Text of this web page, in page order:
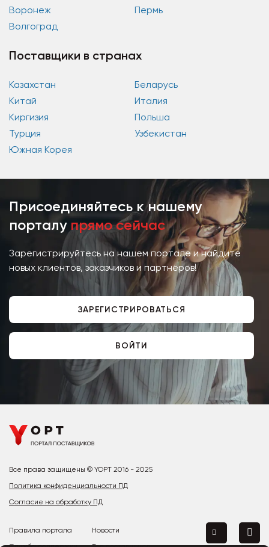
Воронеж
Пермь
Волгоград
Поставщики в странах
Казахстан
Беларусь
Китай
Италия
Киргизия
Польша
Турция
Узбекистан
Южная Корея
Присоединяйтесь к нашему
порталу прямо сейчас
Зарегистрируйтесь на нашем портале и найдите
новых клиентов, заказчиков и партнёров!
ЗАРЕГИСТРИРОВАТЬСЯ
ВОЙТИ
Все права защищены © YOPT 2016 - 2025
Политика конфиденциальности ПД
Согласие на обработку ПД
Правила портала
Новости